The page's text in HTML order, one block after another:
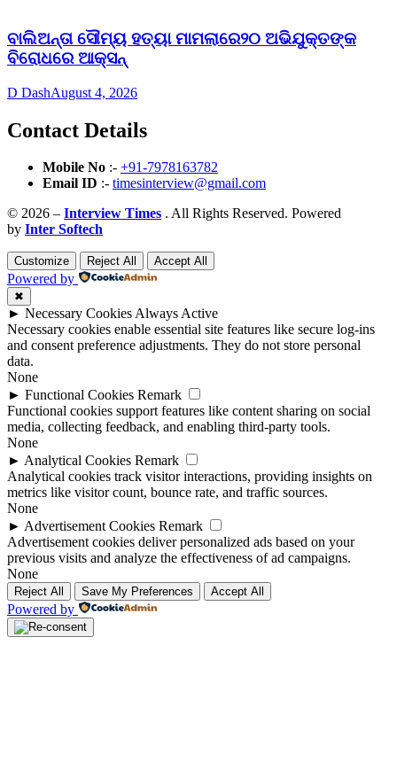
ବାଲିଅନ୍ତା ସୌମ୍ୟ ହତ୍ୟା ମାମଲାରେ୨୦ ଅଭିଯୁକ୍ତଙ୍କ
ବିରୋଧରେ ଆକ୍ସନ୍
D DashAugust 4, 2026
Contact Details
Mobile No :- +91-7978163782
Email ID :- timesinterview@gmail.com
© 2026 – Interview Times . All Rights Reserved. Powered
by Inter Softech
Customize Reject All Accept All
Powered by
✖
► Necessary CookiesAlways Active
Necessary cookies enable essential site features like secure log-ins
and consent preference adjustments. They do not store personal
data.
None
► Functional Cookies Remark
Functional cookies support features like content sharing on social
media, collecting feedback, and enabling third-party tools.
None
► Analytical Cookies Remark
Analytical cookies track visitor interactions, providing insights on
metrics like visitor count, bounce rate, and traffic sources.
None
► Advertisement Cookies Remark
Advertisement cookies deliver personalized ads based on your
previous visits and analyze the effectiveness of ad campaigns.
None
Reject All Save My Preferences Accept All
Powered by